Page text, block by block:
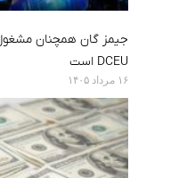
جیمز گان همچنان مشغول
DCEU است
۱۶ مرداد ۱۴۰۵